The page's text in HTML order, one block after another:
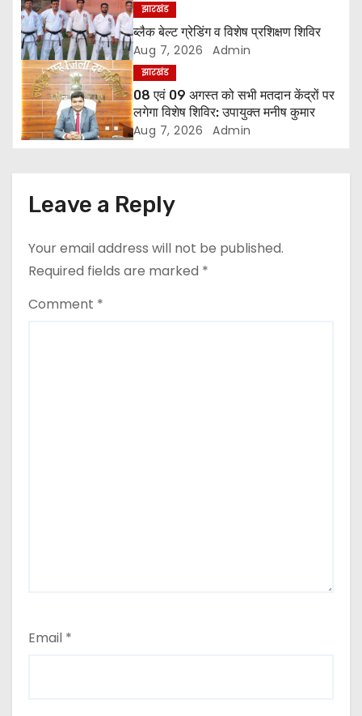
i
g
a
t
o
n
झारखंड
ब्लैक बेल्ट ग्रेडिंग व विशेष प्रशिक्षण शिविर
Aug 7, 2026 Admin
झारखंड
08 एवं 09 अगस्त को सभी मतदान केंद्रों पर
लगेगा विशेष शिविर: उपायुक्त मनीष कुमार
Aug 7, 2026 Admin
Leave a Reply
Your email address will not be published.
Required fields are marked *
Comment *
Email *